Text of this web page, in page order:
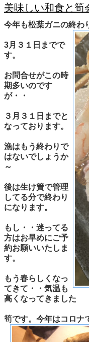
美味しい和食と筍
今年も松葉ガニの終わ
3月３１日までで
す。
お問合せがこの時
期多いのです
が・・
３月３１日までと
なっております。
漁はもう終わりで
はないでしょうか
～
後は生け簀で管理
してる分で終わり
になります。
もし・・迷ってる
方はお早めにご予
約お願いいたしま
す。
もう春らしくなっ
てきて・・気温も
高くなってきました
筍です。今年はコロナ